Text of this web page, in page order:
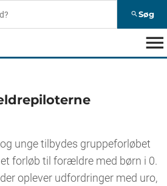
search Søg
menu
unge tilbydes gruppeforløbet
forløb til forældre med børn i 0.
oplever udfordringer med uro,